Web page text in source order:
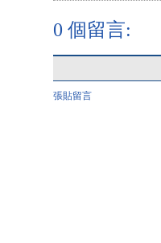
0 個留言:
張貼留言